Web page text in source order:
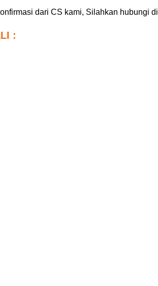
dari CS kami, Silahkan hubungi di
: